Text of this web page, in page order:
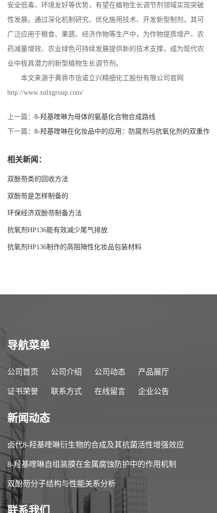
安全低毒、环境友好等优势，有望在植物生长调节剂领域实现突破
性发展。通过深化机制研究、优化施用技术、开发新型制剂，其可
广泛应用于粮食、果蔬、经济作物等生产中，为作物提质增产、农
药减量增效、农业绿色可持续发展提供新的技术支撑，成为现代农
业中极具潜力的新型植物生长调节剂。
本文来源于黄骅市信诺立兴精细化工股份有限公司官网
http://www.xnlxgroup.com/
上一篇： 8-羟基喹啉为母体的氨基化合物合成路线
下一篇： 8-羟基喹啉在化妆品中的应用：防腐剂与抗氧化剂的双重作
相关新闻：
双酚芴类的回收方法
双酚芴是怎样制备的
环保经济双酚芴制备方法
抗氧剂HP136能有效减少尾气排放
抗氧剂HP136制作的高阻隔性化妆品包装材料
导航菜单
公司首页 公司介绍 公司动态 产品展厅
证书荣誉 联系方式 在线留言 企业公告
新闻动态
卤代8-羟基喹啉衍生物的合成及其抗菌活性增强效应
8-羟基喹啉自组装膜在金属腐蚀防护中的作用机制
双酚芴分子结构与性能关系分析
联系我们